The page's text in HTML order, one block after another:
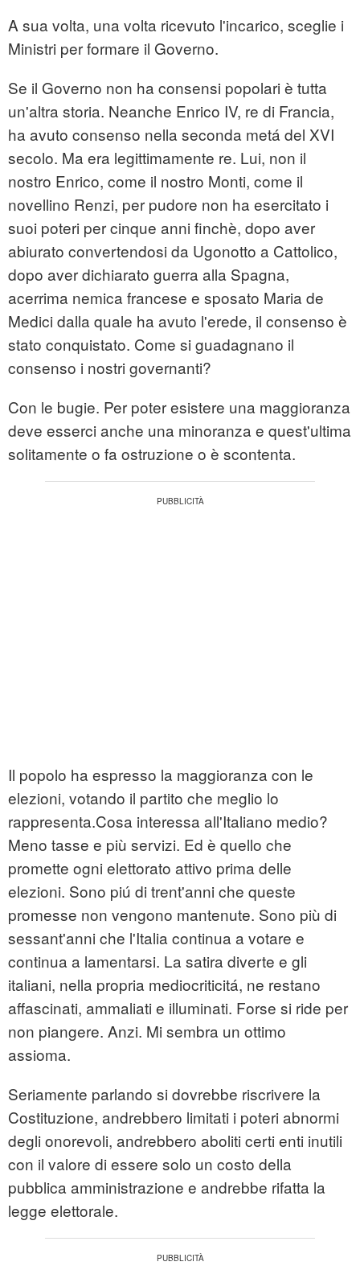
A sua volta, una volta ricevuto l'incarico, sceglie i
Ministri per formare il Governo.
Se il Governo non ha consensi popolari è tutta
un'altra storia. Neanche Enrico IV, re di Francia,
ha avuto consenso nella seconda metá del XVI
secolo. Ma era legittimamente re. Lui, non il
nostro Enrico, come il nostro Monti, come il
novellino Renzi, per pudore non ha esercitato i
suoi poteri per cinque anni finchè, dopo aver
abiurato convertendosi da Ugonotto a Cattolico,
dopo aver dichiarato guerra alla Spagna,
acerrima nemica francese e sposato Maria de
Medici dalla quale ha avuto l'erede, il consenso è
stato conquistato. Come si guadagnano il
consenso i nostri governanti?
Con le bugie. Per poter esistere una maggioranza
deve esserci anche una minoranza e quest'ultima
solitamente o fa ostruzione o è scontenta.
Il popolo ha espresso la maggioranza con le
elezioni, votando il partito che meglio lo
rappresenta.Cosa interessa all'Italiano medio?
Meno tasse e più servizi. Ed è quello che
promette ogni elettorato attivo prima delle
elezioni. Sono piú di trent'anni che queste
promesse non vengono mantenute. Sono più di
sessant'anni che l'Italia continua a votare e
continua a lamentarsi. La satira diverte e gli
italiani, nella propria mediocriticitá, ne restano
affascinati, ammaliati e illuminati. Forse si ride per
non piangere. Anzi. Mi sembra un ottimo
assioma.
Seriamente parlando si dovrebbe riscrivere la
Costituzione, andrebbero limitati i poteri abnormi
degli onorevoli, andrebbero aboliti certi enti inutili
con il valore di essere solo un costo della
pubblica amministrazione e andrebbe rifatta la
legge elettorale.